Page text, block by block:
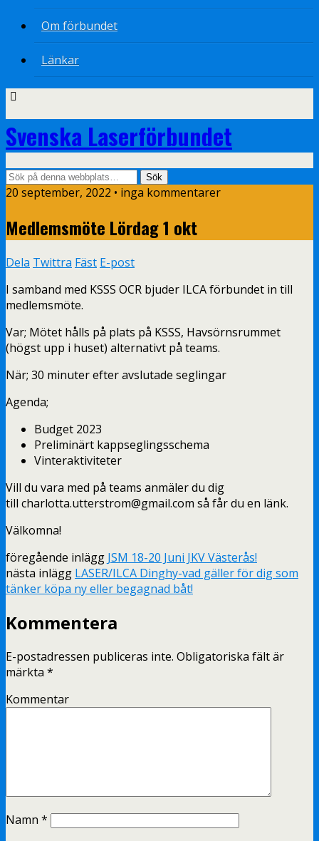
Om förbundet
Länkar
Svenska Laserförbundet
20 september, 2022 • inga kommentarer
Medlemsmöte Lördag 1 okt
Dela Twittra Fäst E-post
I samband med KSSS OCR bjuder ILCA förbundet in till
medlemsmöte.
Var; Mötet hålls på plats på KSSS, Havsörnsrummet
(högst upp i huset) alternativt på teams.
När; 30 minuter efter avslutade seglingar
Agenda;
Budget 2023
Preliminärt kappseglingsschema
Vinteraktiviteter
Vill du vara med på teams anmäler du dig
till charlotta.utterstrom@gmail.com så får du en länk.
Välkomna!
föregående inlägg JSM 18-20 Juni JKV Västerås!
nästa inlägg LASER/ILCA Dinghy-vad gäller för dig som
tänker köpa ny eller begagnad båt!
Kommentera
E-postadressen publiceras inte. Obligatoriska fält är
märkta *
Kommentar
Namn *